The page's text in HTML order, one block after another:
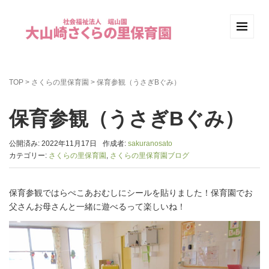
TOP > さくらの里保育園 > 保育参観（うさぎBぐみ）
保育参観（うさぎBぐみ）
公開済み: 2022年11月17日 作成者: sakuranosato
カテゴリー: さくらの里保育園 , さくらの里保育園ブログ
保育参観ではらぺこあおむしにシールを貼りました！保育園でお
父さんお母さんと一緒に遊べるって楽しいね！